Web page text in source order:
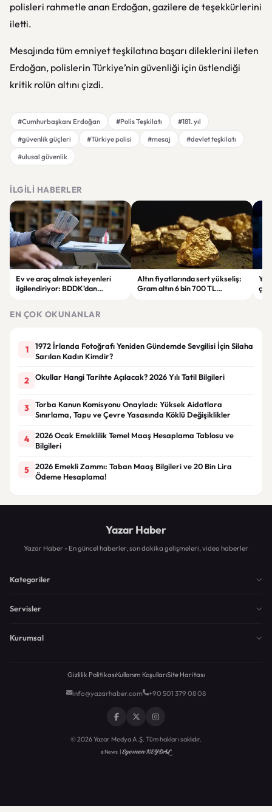
polisleri rahmetle anan Erdoğan, gazilere de teşekkürlerini
iletti.
Mesajında tüm emniyet teşkilatına başarı dileklerini ileten
Erdoğan, polislerin Türkiye’nin güvenliği için üstlendiği
kritik rolün altını çizdi.
#Cumhurbaşkanı Erdoğan #Polis Teşkilatı
#181. yıl
#güvenlik güçleri
#Türkiye polisi #mesaj
#devlet teşkilatı
#ulusal güvenlik
İLGILI HABERLER
Ev ve araç almak isteyenleri
ilgilendiriyor: BDDK’dan
Altın fiyatlarında sert yükseliş:
Gram altın 6 bin 700 TL
EN ÇOK OKUNANLAR
1
1972 İrlanda Fotoğrafı Yeniden Gündemde Sevgilisi İçin Silaha
Sarılan Kadın Kimdir?
2 Okullar Hangi Tarihte Açılacak? 2026 Yılı Tatil Bilgileri
3
Torba Kanun Komisyonu Onayladı: Yüksek Aidatlara
Sınırlama, Tapu ve Çevre Yasasında Köklü Değişiklikler
4
2026 Ocak Emeklilik Temel Maaş Hesaplama Tablosu ve
Bilgileri
5
2026 Emekli Zammı: Taban Maaş Bilgileri ve 20 Bin Lira
Ödeme Hesaplama!
Yazar Haber
Yazar Haber - En güncel haberler, son dakika gelişmeleri, video haberler
Kategoriler
Servisler
Kurumsal
Gizlilik PolitikasıKullanım KoşullarıSite Haritası
info@yazarhaber.com +90 501 379 08 08
© 2026 Yazar Medya A.Ş. Tüm hakları saklıdır.
eNews |Egemen KEYDAL